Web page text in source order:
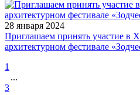
28 января 2024
Приглашаем принять участие
архитектурном фестивале
1
...
3